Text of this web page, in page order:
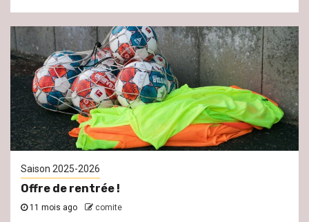
Saison 2025-2026
Offre de rentrée !
11 mois ago comite